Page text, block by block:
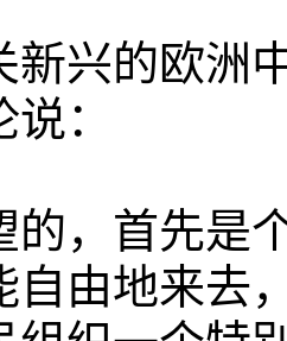
新兴的欧洲
：
的，首先是
自由地来